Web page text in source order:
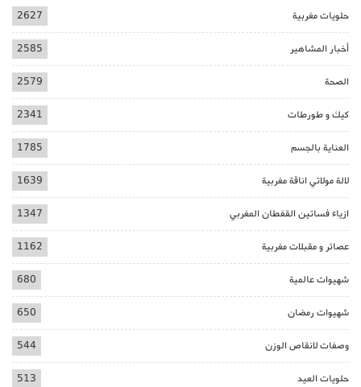
حلويات مغربية 2627
أخبار المشاهير 2585
الصحة 2579
كيك و طورطات 2341
العناية بالجسم 1785
لالة مولاتي اناقة مغربية 1639
ازياء فساتين القفطان المغربي 1347
عصائر و مقبلات مغربية 1162
شهيوات عالمية 680
شهيوات رمضان 650
وصفات لانقاص الوزن 544
حلويات العيد 513